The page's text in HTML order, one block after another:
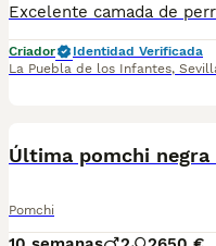
Criador
Identidad Verificada
La Puebla de los Infantes,
Pomchi